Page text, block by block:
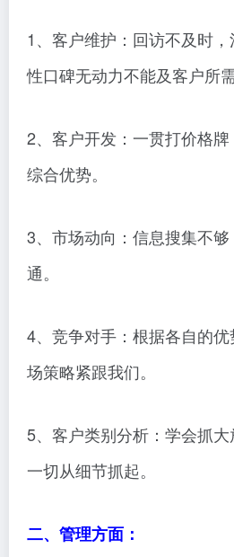
1、客户维护：回访不及时
性口碑无动力不能及客户所需
2、客户开发：一贯打价格
综合优势。
3、市场动向：信息搜集不
通。
4、竞争对手：根据各自的
场策略紧跟我们。
5、客户类别分析：学会抓大
一切从细节抓起。
二、管理方面：